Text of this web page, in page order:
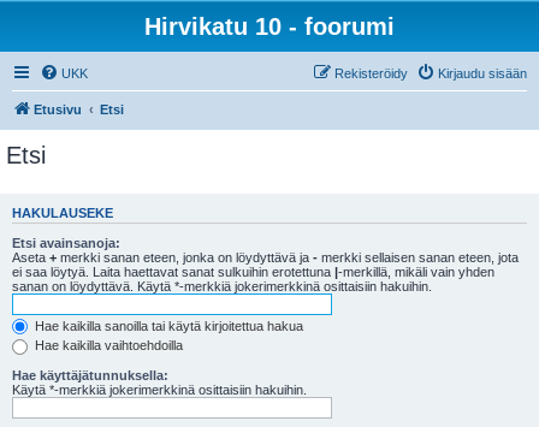
Hirvikatu 10 - foorumi
UKK Kirjaudu sisään
Rekisteröidy
Etusivu Etsi
Etsi
HAKULAUSEKE
Etsi avainsanoja:
Aseta + merkki sanan eteen, jonka on löydyttävä ja - merkki sellaisen sanan eteen, jota
ei saa löytyä. Laita haettavat sanat sulkuihin erotettuna |-merkillä, mikäli vain yhden
sanan on löydyttävä. Käytä *-merkkiä jokerimerkkinä osittaisiin hakuihin.
Hae kaikilla sanoilla tai käytä kirjoitettua hakua
Hae kaikilla vaihtoehdoilla
Hae käyttäjätunnuksella:
Käytä *-merkkiä jokerimerkkinä osittaisiin hakuihin.